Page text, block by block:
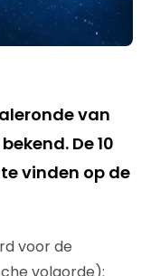
van
De 10
vinden op de
voor de
volgorde):